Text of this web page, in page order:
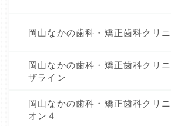
岡山なかの歯科・矯正歯科クリ
岡山なかの歯科・矯正歯科クリ
ザライン
岡山なかの歯科・矯正歯科クリ
オン４